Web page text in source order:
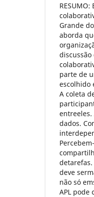
Grande
aborda
parte de
escolhido
A coleta
entreeles.
dados.
deve
não só
APL pode